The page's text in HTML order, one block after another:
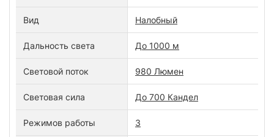
Вид Налобный
Дальность света До 1000 м
Световой поток 980 Люмен
Световая сила До 700 Кандел
Режимов работы 3